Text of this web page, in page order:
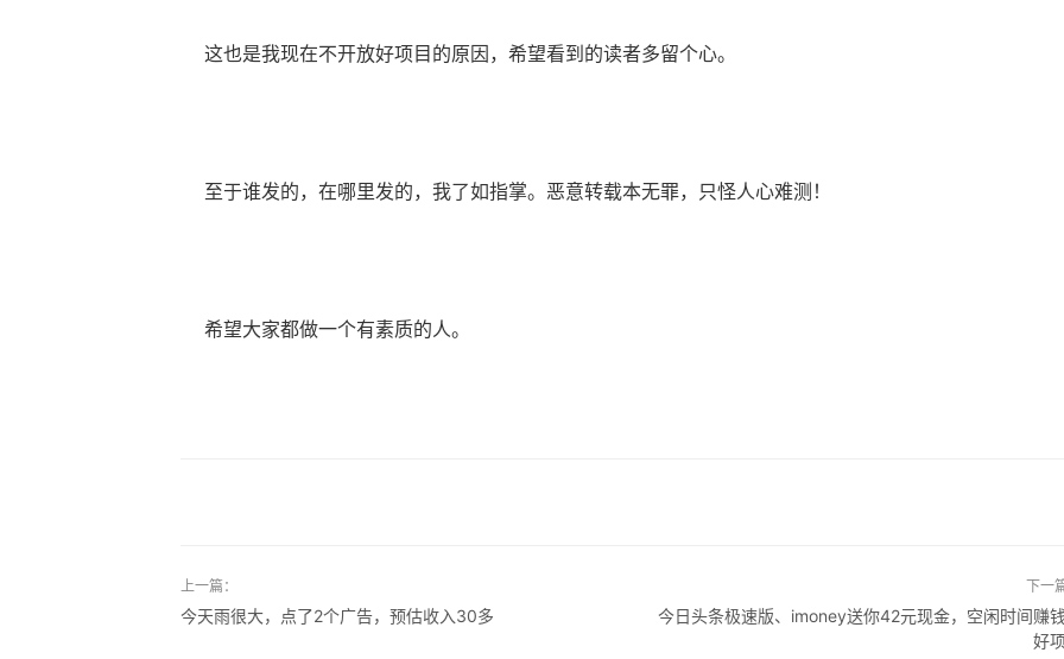
这也是我现在不开放好项目的原因，希望看到的读者多留个心。
至于谁发的，在哪里发的，我了如指掌。恶意转载本无罪，只怪人心难测！
希望大家都做一个有素质的人。
上一篇：
今天雨很大，点了2个广告，预估收入30多
下一
今日头条极速版、imoney送你42元现金，空闲时间赚
好